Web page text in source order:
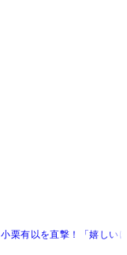
栗有以を直撃！「嬉しい